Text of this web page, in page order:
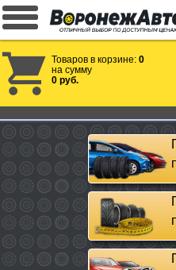
Товаров в корзине: 0
на сумму
0 руб.